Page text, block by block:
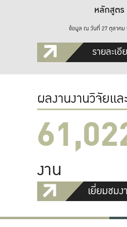
หลักสูตร
ข้อมูล ณ วันที่ 27 ตุลาคม
รายละเ
ผลงานงานวิจัยแ
งาน
เยี่ยมชม